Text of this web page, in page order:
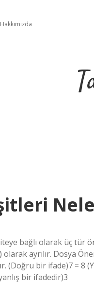
Hakkımızda
bağlı olarak üç tür
olarak ayrılır. Dosya
(Doğru bir ifade)7 = 8
bir ifadedir)3